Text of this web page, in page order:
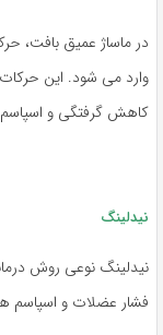
در ماساژ عمیق بافت،
وارد می شود. این
کاهش گرفتگی و
نیدلینگ
نیدلینگ نوعی روش
فشار عضلات و اسپاسم